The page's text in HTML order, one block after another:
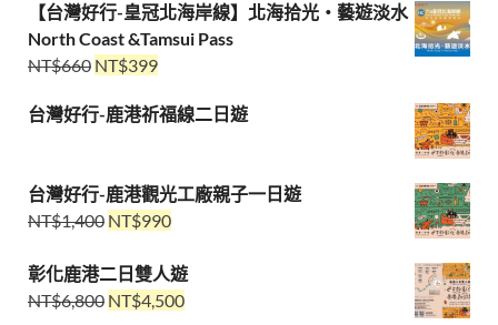
【台灣好行-皇冠北海岸線】北海拾光・藝遊淡水
North Coast &Tamsui Pass
NT$660 NT$399
台灣好行-鹿港祈福線二日遊
台灣好行-鹿港觀光工廠親子一日遊
NT$1,400 NT$990
彰化鹿港二日雙人遊
NT$6,800 NT$4,500